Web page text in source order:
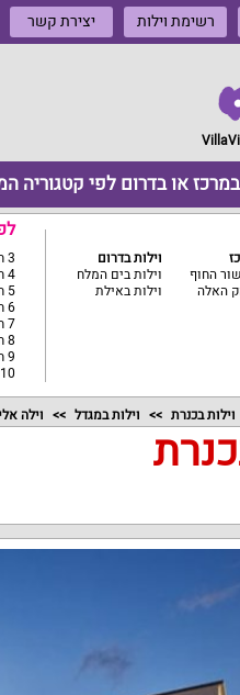
רשימת וילות יצירת קשר
או בדרום לפי קטגוריה
החוף
האלה
וילות בדרום
וילות בים המלח
וילות באילת
3 חדרים ומטה
4 חדרים
5 חדרים
6 חדרים
7 חדרים
8 חדרים
9 חדרים
10 חדרים ומעלה
וילות בכנרת וילות במגדל וילה